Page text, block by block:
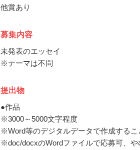
他賞あり
募集内容
未発表のエッセイ
※テーマは不問
提出物
●作品
※3000～5000文字程度
※Word等のデジタルデータで作成するこ
※doc/docxのWordファイルで応募可、